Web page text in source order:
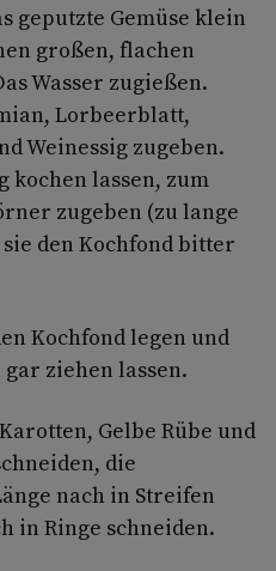
geputzte Gemüse klein
großen, flachen
Wasser zugießen.
Lorbeerblatt,
Weinessig zugeben.
kochen lassen, zum
zugeben (zu lange
den Kochfond bitter
Kochfond legen und
ziehen lassen.
Gelbe Rübe und
die
nach in Streifen
in Ringe schneiden.